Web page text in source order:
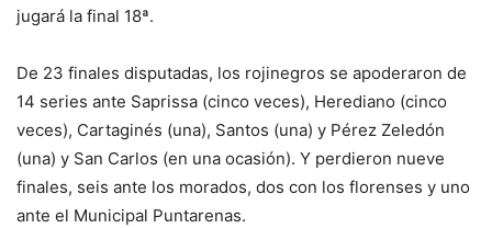
jugará la final 18ª.
De 23 finales disputadas, los rojinegros se apoderaron de
14 series ante Saprissa (cinco veces), Herediano (cinco
veces), Cartaginés (una), Santos (una) y Pérez Zeledón
(una) y San Carlos (en una ocasión). Y perdieron nueve
finales, seis ante los morados, dos con los florenses y uno
ante el Municipal Puntarenas.